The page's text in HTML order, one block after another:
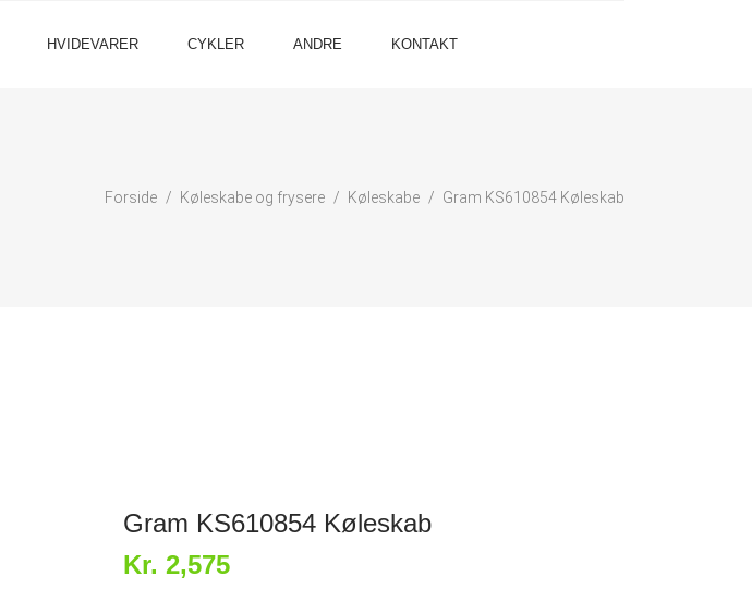
HVIDEVARER CYKLER ANDRE KONTAKT
Forside Køleskabe og frysere Køleskabe Gram KS610854 Køleskab
Gram KS610854 Køleskab
Kr. 2,575